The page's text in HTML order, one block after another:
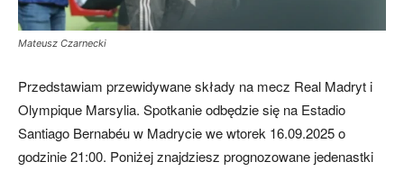
Mateusz Czarnecki
Przedstawiam przewidywane składy na mecz Real Madryt i
Olympique Marsylia. Spotkanie odbędzie się na Estadio
Santiago Bernabéu w Madrycie we wtorek 16.09.2025 o
godzinie 21:00. Poniżej znajdziesz prognozowane jedenastki